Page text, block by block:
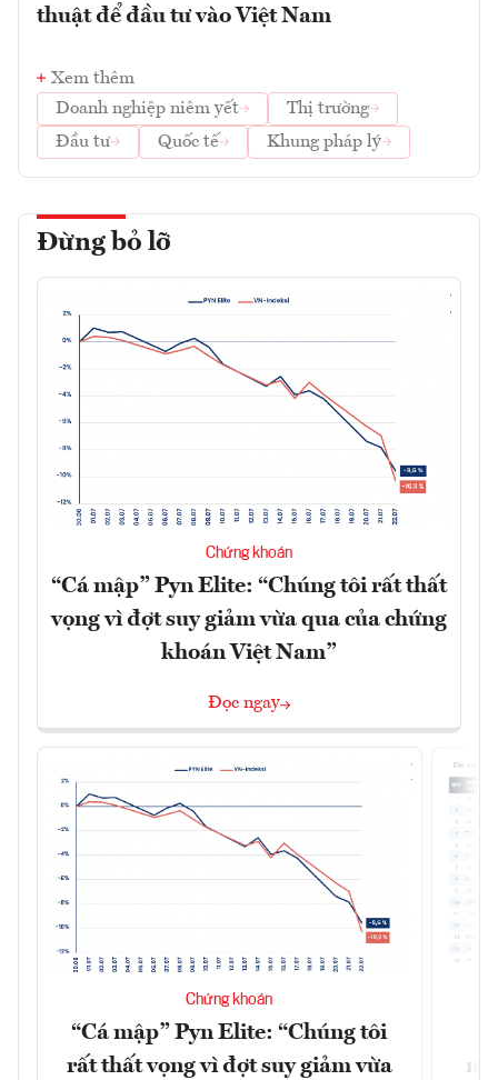
thuật để đầu tư vào Việt Nam
Xem thêm
Doanh nghiệp niêm yết
Thị trường
Đầu tư
Quốc tế Khung pháp lý
Đừng bỏ lỡ
Chứng khoán
“Cá mập” Pyn Elite: “Chúng tôi rất thất
vọng vì đợt suy giảm vừa qua của chứng
khoán Việt Nam”
Đọc ngay
Chứng khoán
“Cá mập” Pyn Elite: “Chúng tôi
rất thất vọng vì đợt suy giảm vừa